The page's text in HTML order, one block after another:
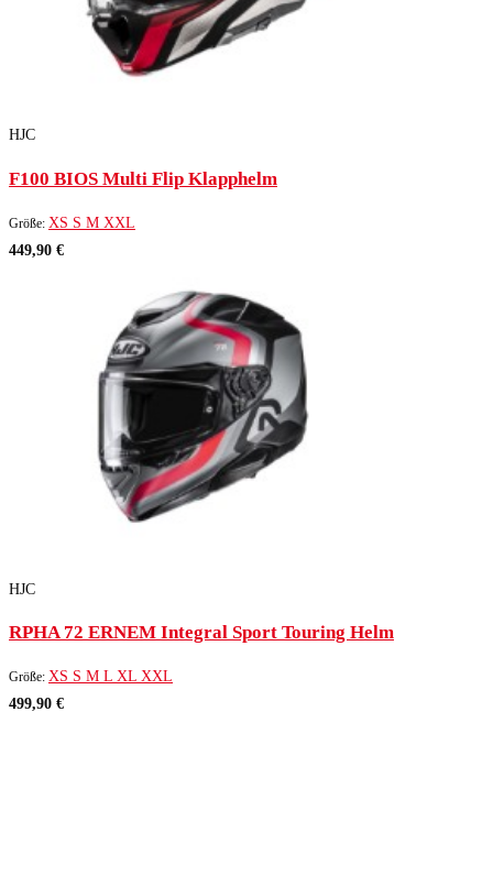
HJC
F100 BIOS Multi Flip Klapphelm
Größe: XS S M XXL
449,90 €
HJC
RPHA 72 ERNEM Integral Sport Touring Helm
Größe: XS S M L XL XXL
499,90 €